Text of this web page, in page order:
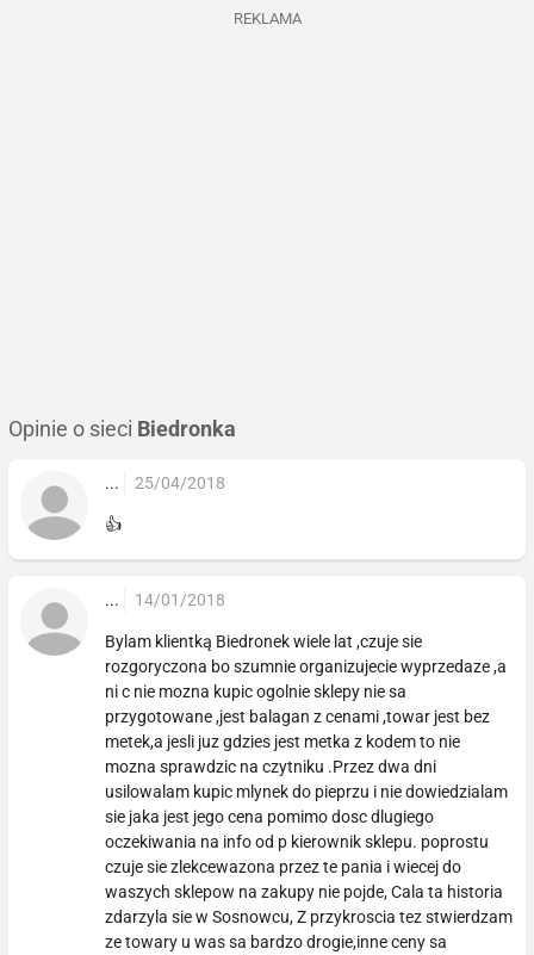
REKLAMA
Opinie o sieci Biedronka
... 25/04/2018
👍
... 14/01/2018
Bylam klientką Biedronek wiele lat ,czuje sie
rozgoryczona bo szumnie organizujecie wyprzedaze ,a
ni c nie mozna kupic ogolnie sklepy nie sa
przygotowane ,jest balagan z cenami ,towar jest bez
metek,a jesli juz gdzies jest metka z kodem to nie
mozna sprawdzic na czytniku .Przez dwa dni
usilowalam kupic mlynek do pieprzu i nie dowiedzialam
sie jaka jest jego cena pomimo dosc dlugiego
oczekiwania na info od p kierownik sklepu. poprostu
czuje sie zlekcewazona przez te pania i wiecej do
waszych sklepow na zakupy nie pojde, Cala ta historia
zdarzyla sie w Sosnowcu, Z przykroscia tez stwierdzam
ze towary u was sa bardzo drogie,inne ceny sa